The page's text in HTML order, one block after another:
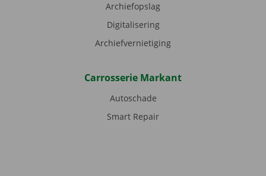
Archiefopslag
Digitalisering
Archiefvernietiging
Carrosserie Markant
Autoschade
Smart Repair